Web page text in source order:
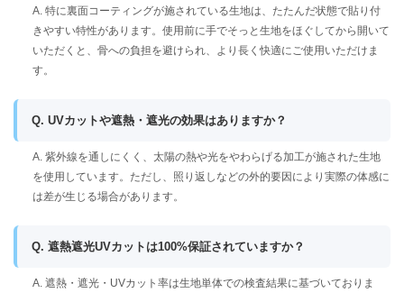
A. 特に裏面コーティングが施されている生地は、たたんだ状態で貼り付
きやすい特性があります。使用前に手でそっと生地をほぐしてから開いて
いただくと、骨への負担を避けられ、より長く快適にご使用いただけま
す。
Q. UVカットや遮熱・遮光の効果はありますか？
A. 紫外線を通しにくく、太陽の熱や光をやわらげる加工が施された生地
を使用しています。ただし、照り返しなどの外的要因により実際の体感に
は差が生じる場合があります。
Q. 遮熱遮光UVカットは100%保証されていますか？
A. 遮熱・遮光・UVカット率は生地単体での検査結果に基づいておりま